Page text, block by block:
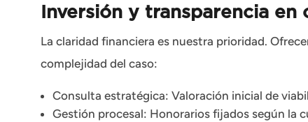
Inversión y transparencia en
La claridad financiera es nuestra prioridad.
complejidad del caso:
Consulta estratégica: Valoración inicial de
Gestión procesal: Honorarios fijados según la